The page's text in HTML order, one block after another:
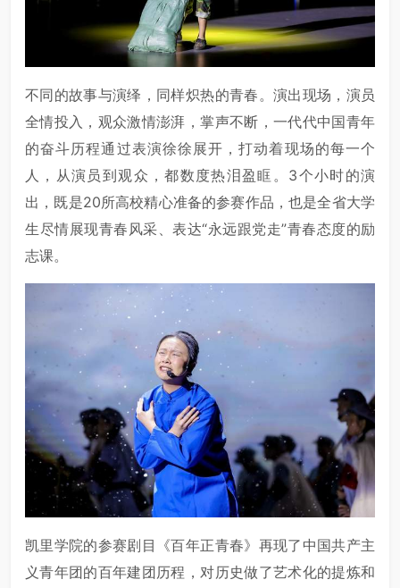
不同的故事与演绎，同样炽热的青春。演出现场，演员
全情投入，观众激情澎湃，掌声不断，一代代中国青年
的奋斗历程通过表演徐徐展开，打动着现场的每一个
人，从演员到观众，都数度热泪盈眶。3个小时的演
出，既是20所高校精心准备的参赛作品，也是全省大学
生尽情展现青春风采、表达“永远跟党走”青春态度的励
志课。
凯里学院的参赛剧目《百年正青春》再现了中国共产主
义青年团的百年建团历程，对历史做了艺术化的提炼和